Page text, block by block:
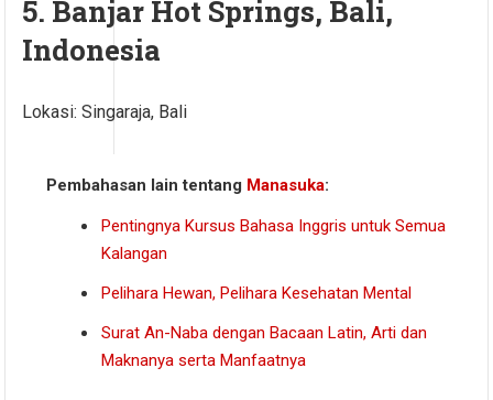
5. Banjar Hot Springs, Bali,
Indonesia
Lokasi: Singaraja, Bali
Pembahasan lain tentang Manasuka:
Pentingnya Kursus Bahasa Inggris untuk Semua
Kalangan
Pelihara Hewan, Pelihara Kesehatan Mental
Surat An-Naba dengan Bacaan Latin, Arti dan
Maknanya serta Manfaatnya